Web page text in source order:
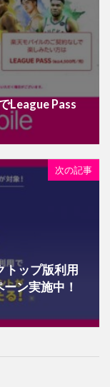
League Pass
次の記事
トップ版利用
ン実施中！